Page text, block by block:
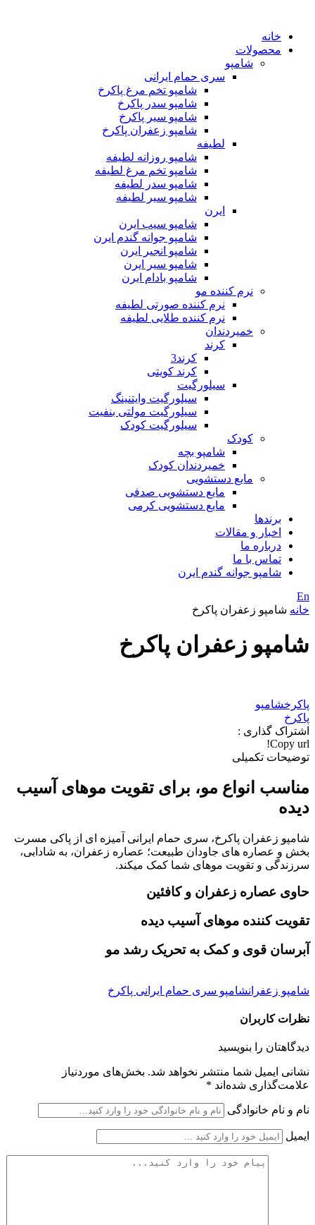
خانه
محصولات
شامپو
سری حمام ایرانی
شامپو تخم مرغ پاکرخ
شامپو سدر پاکرخ
شامپو سیر پاکرخ
شامپو زعفران پاکرخ
لطیفه
شامپو روزانه لطیفه
شامپو تخم مرغ لطیفه
شامپو سدر لطیفه
شامپو سیر لطیفه
ایرن
شامپو سیب ایرن
شامپو جوانه گندم ایرن
شامپو انجیر ایرن
شامپو سیر ایرن
شامپو بادام ایرن
نرم کننده مو
نرم کننده صورتی لطیفه
نرم کننده طلایی لطیفه
خمیردندان
کرند
کرند3
کرند کویتی
سیلورگیت
سیلورگیت وایتنینگ
سیلورگیت مولتی بنفیت
سیلورگیت کودک
کودک
شامپو بچه
خمیردندان کودک
مایع دستشویی
مایع دستشویی صدفی
مایع دستشویی کرمی
برندها
اخبار و مقالات
درباره ما
تماس با ما
شامپو جوانه گندم ایرن
En
خانه شامپو زعفران پاکرخ
شامپو زعفران پاکرخ
پاکرخشامپو
پاکرخ
اشتراک گذاری :
Copy url!
توضیحات تکمیلی
مناسب انواع مو، برای تقویت موهای آسیب
دیده
شامپو زعفران پاکرخ، سری حمام ایرانی آمیزه ای از پاکی مسرت
بخش و عصاره های جاودان طبیعت؛ عصاره زعفران، به شادابی،
سرزندگی و تقویت موهای شما کمک میکند.
حاوی عصاره زعفران و کافئین
تقویت کننده موهای آسیب دیده
آبرسان قوی و کمک به تحریک رشد مو
شامپو زعفرانشامپو سری حمام ایرانی پاکرخ
نظرات کاربران
دیدگاهتان را بنویسید
نشانی ایمیل شما منتشر نخواهد شد. بخش‌های موردنیاز
علامت‌گذاری شده‌اند *
نام و نام خانوادگی
ایمیل